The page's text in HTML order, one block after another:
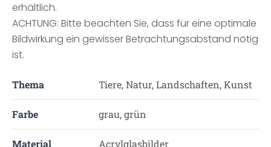
erhältlich.
ACHTUNG: Bitte beachten Sie, dass für eine optimale
Bildwirkung ein gewisser Betrachtungsabstand nötig
ist.
Thema Tiere, Natur, Landschaften, Kunst
Farbe grau, grün
Material Acrylglasbilder